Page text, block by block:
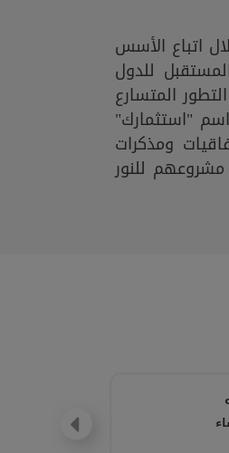
اتباع الأسس
للدول
المتسارع
"استثمارك"
ومذكرات
للنور